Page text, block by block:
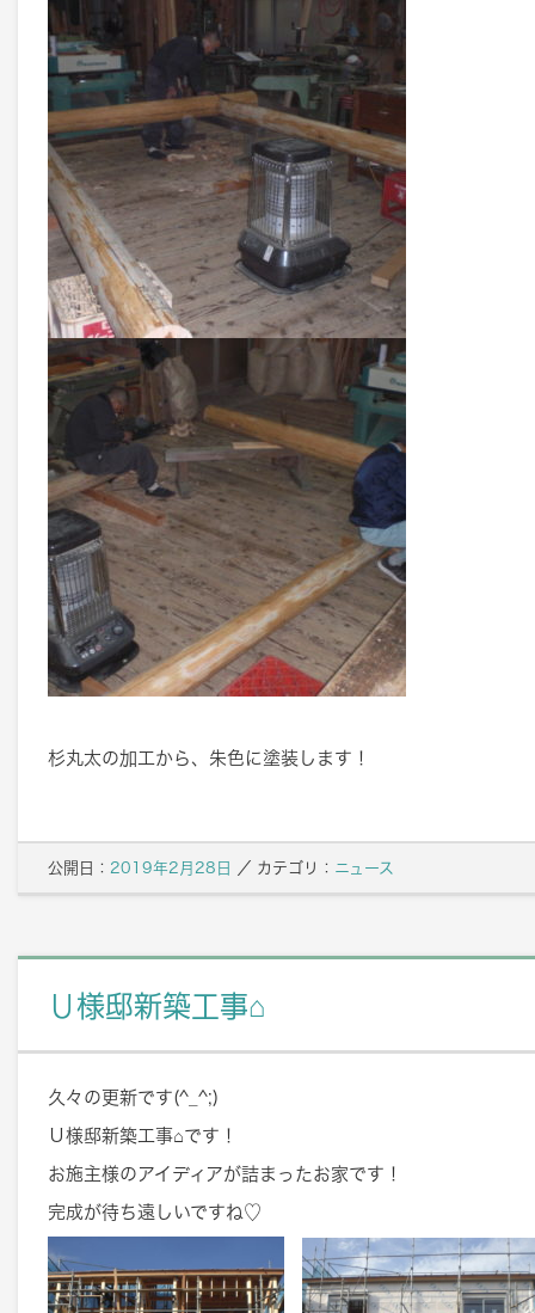
杉丸太の加工から、朱色に塗装します！
公開日： 2019年2月28日 ／ カテゴリ： ニュース
Ｕ様邸新築工事⌂
久々の更新です(^_^;)
Ｕ様邸新築工事⌂です！
お施主様のアイディアが詰まったお家です！
完成が待ち遠しいですね♡